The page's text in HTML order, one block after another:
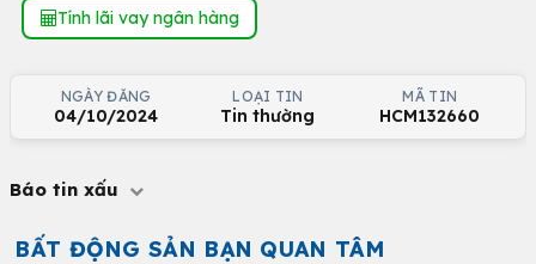
Tính lãi vay ngân hàng
NGÀY ĐĂNG
04/10/2024
LOẠI TIN
Tin thường
MÃ TIN
HCM132660
Báo tin xấu
BẤT ĐỘNG SẢN BẠN QUAN TÂM